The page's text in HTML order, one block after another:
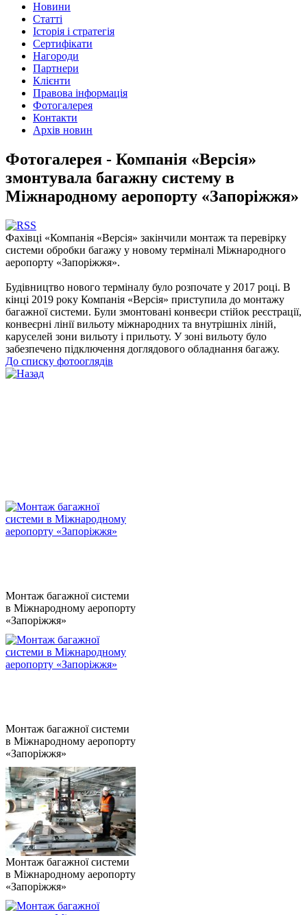
Новини
Статті
Історія і стратегія
Сертифікати
Нагороди
Партнери
Клієнти
Правова інформація
Фотогалерея
Контакти
Архів новин
Фотогалерея - Компанія «Версія»
змонтувала багажну систему в
Міжнародному аеропорту «Запоріжжя»
Фахівці «Компанія «Версія» закінчили монтаж та перевірку
системи обробки багажу у новому терміналі Міжнародного
аеропорту «Запоріжжя».
Будівництво нового терміналу було розпочате у 2017 році. В
кінці 2019 року Компанія «Версія» приступила до монтажу
багажної системи. Були змонтовані конвеєри стійок реєстрації,
конвеєрні лінії вильоту міжнародних та внутрішніх ліній,
каруселей зони вильоту і прильоту. У зоні вильоту було
забезпечено підключення доглядового обладнання багажу.
До списку фотооглядів
Монтаж багажної системи
в Міжнародному аеропорту
«Запоріжжя»
Монтаж багажної системи
в Міжнародному аеропорту
«Запоріжжя»
Монтаж багажної системи
в Міжнародному аеропорту
«Запоріжжя»